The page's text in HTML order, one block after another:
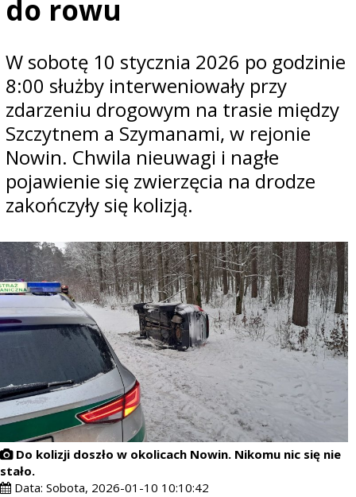
do rowu
W sobotę 10 stycznia 2026 po godzinie
8:00 służby interweniowały przy
zdarzeniu drogowym na trasie między
Szczytnem a Szymanami, w rejonie
Nowin. Chwila nieuwagi i nagłe
pojawienie się zwierzęcia na drodze
zakończyły się kolizją.
Do kolizji doszło w okolicach Nowin. Nikomu nic się nie
stało.
Data: Sobota, 2026-01-10 10:10:42